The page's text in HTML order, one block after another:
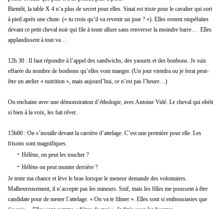
Bientôt, la table X 4 n’a plus de secret pour elles. Sinaïest triste pour le cavalier qui sort
à pied après une chute. (« tu crois qu’il va revenir un jour ? »). Elles restent stupéfaites
devant ce petit cheval noir qui file à toute allure sans renverser la moindre barre… Elles
applaudissent à tout va…
12h 30 : Il faut répondre à l’appel des sandwichs, des yaourts et des bonbons. Je suis
effarée du nombre de bonbons qu’elles vont manger. (Un jour viendra ou je ferai peut-
être un atelier « nutrition », mais aujourd’hui, ce n’est pas l’heure…)
On enchaine avec une démonstration d’éthologie, avec Antoine Vidé. Le cheval qui obéit
si bien à la voix, les faitrêver.
15h00 : On s’installe devant la carrière d’attelage. C’estune première pour elle. Les
frisons sont magnifiques.
- Hélène, on peut les toucher ?
- Hélène on peut monter derrière ?
Je tente ma chance et lève le bras lorsque le meneur demande des volontaires.
Malheureusement, il n’accepte pas les mineurs. Snif, mais les filles me poussentà être
candidate pour de mener l’attelage. « On va te filmer ». Elles sont si enthousiastes que